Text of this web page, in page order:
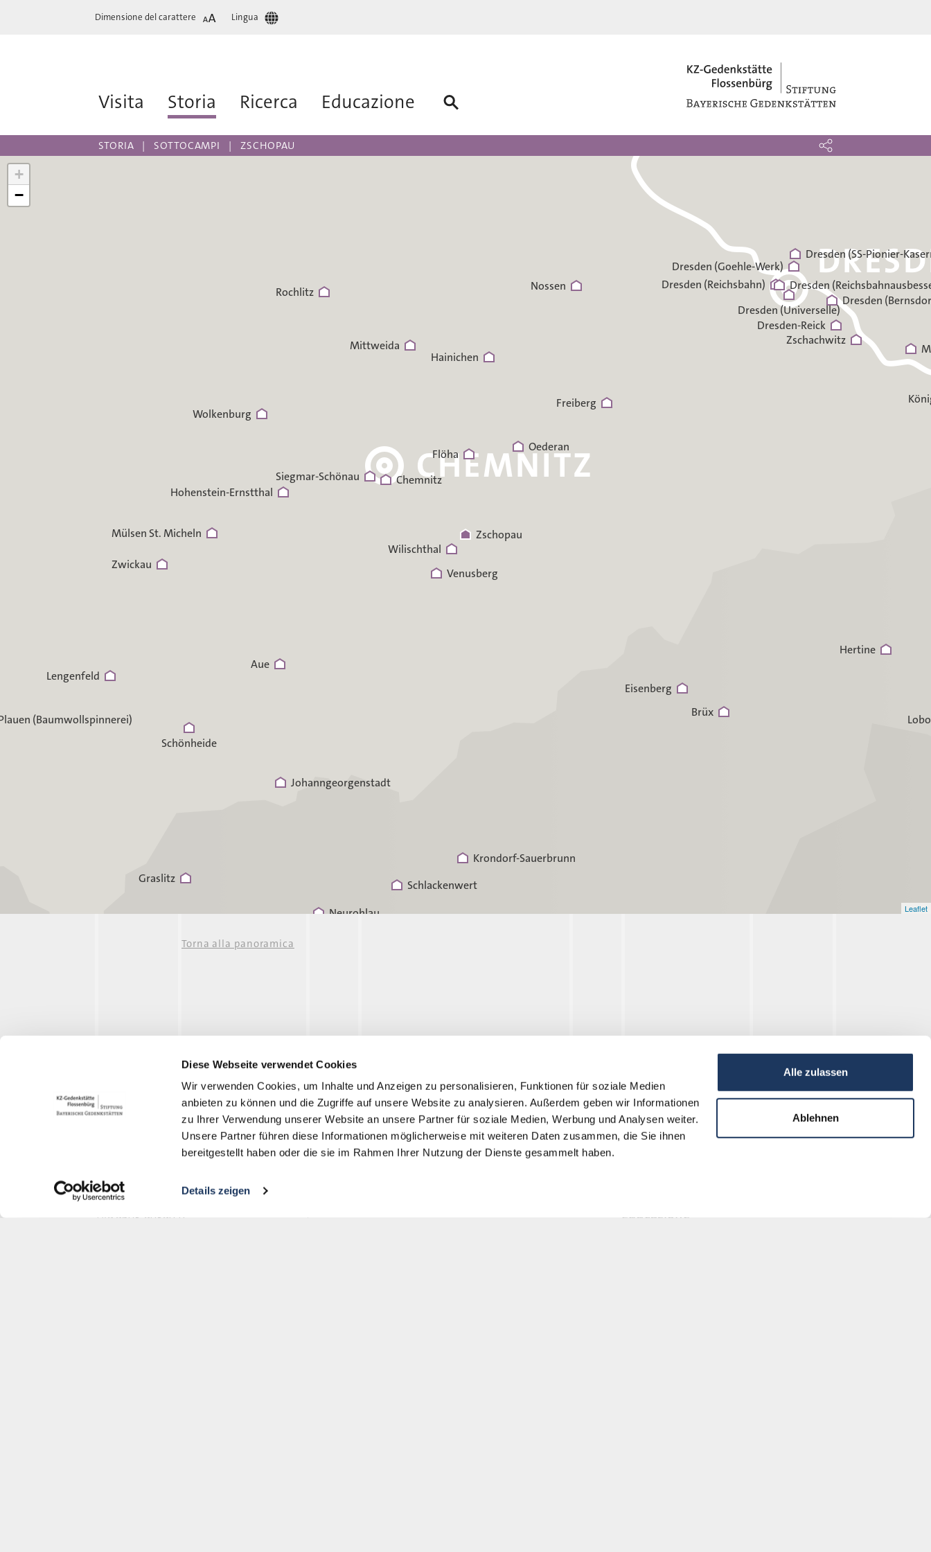
Diese Webseite verwendet Cookies
Wir verwenden Cookies, um Inhalte und Anzeigen zu personalisieren, Funktionen für soziale Medien
anbieten zu können und die Zugriffe auf unsere Website zu analysieren. Außerdem geben wir Informationen
zu Ihrer Verwendung unserer Website an unsere Partner für soziale Medien, Werbung und Analysen weiter.
Unsere Partner führen diese Informationen möglicherweise mit weiteren Daten zusammen, die Sie ihnen
bereitgestellt haben oder die sie im Rahmen Ihrer Nutzung der Dienste gesammelt haben.
Details zeigen
Alle zulassen
Ablehnen
Dimensione del carattere Lingua
Visita Storia Ricerca Educazione
Gedächtnisallee 5
information@gedenkstaette-
flossenbuerg.de
STORIA SOTTOCAMPI ZSCHOPAU
Oederan
Zwickau
Zschopau
Zschachwitz
Wolkenburg
Wilischthal
Venusberg
Siegmar-Schönau
Schönheide
Schlackenwert
Rochlitz
(Baumwollspinnerei)
Nossen
Neurohlau
Mittweida
Mülsen St. Micheln
Lengenfeld
Krondorf-Sauerbrunn
Johanngeorgenstadt
Hohenstein-Ernstthal
Hertine
Brüx
Graslitz
Freiberg
Flöha
Eisenberg
Dresden-Reick
Dresden (Universelle)
Dresden (SS-Pionier-
Dresden
Hainichen
Dresden (Goehle-Werk)
Dresden (Reichsbahn)
Chemnitz
Aue
Dresden
+
−
Leaflet
Torna alla panoramica
Memoriale del campo di
concentramento di Flossenbürg
Gedächtnisallee 5
D-92696 Flossenbürg
+49 9603-90390-0
Visita
Informazioni
Ricerca
Libro dei Morti
Educazione